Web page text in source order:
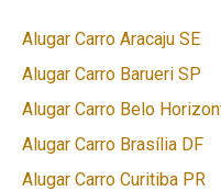
Alugar Carro Aracaju SE
Alugar Carro Barueri SP
Alugar Carro Belo
Alugar Carro Brasília DF
Alugar Carro Curitiba PR